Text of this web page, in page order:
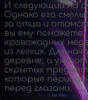
И следующий на
Однако его
за отца и
вы ему
кровожадных
из легких. Для
деревне, а уж
скрытых
которые
перед глазами.